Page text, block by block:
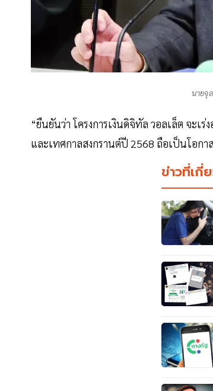
นายจุ
“ยืนยันว่า โครงการเงินดิจิทัล วอลเล็ต จะเ
และเทศกาลสงกรานต์ปี 2568 ถือเป็นโอก
ข่าวที่เกี่